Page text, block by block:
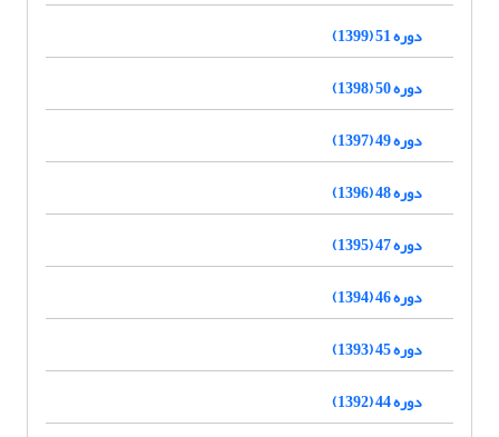
دوره 51 (1399)
دوره 50 (1398)
دوره 49 (1397)
دوره 48 (1396)
دوره 47 (1395)
دوره 46 (1394)
دوره 45 (1393)
دوره 44 (1392)